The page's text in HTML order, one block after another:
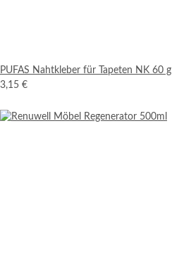
PUFAS Nahtkleber für Tapeten NK 60 g
3,15 €